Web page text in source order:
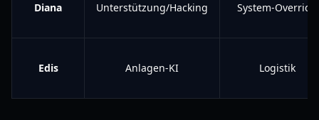
Diana Unterstützung/Hacking System-Override
Edis Anlagen-KI Logistik